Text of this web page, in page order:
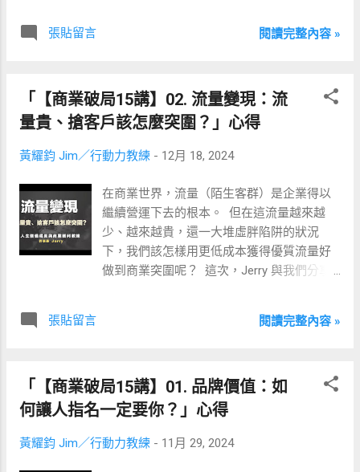
還特別孤身一人背個包包，從台南衝到台
現，做業務對我這個比較安靜內向的人來說
（現在流行說 I 人？），真的非常消耗精
除了容易生病外，還時不時亂長渾身發癢的
就一定要學會「賣東西」。 ​ 可若業務做不起
來，該如何做好「賣東西」這件事呢？ ​ 後
來，剛好幸運地接觸到「網路行銷」，趁著
網路爆發、線下轉線上之際，學會如何在網
路上「賣東西」。 ​ 然而，我在最近發現，流
薄，單純的網路行銷越來越不易成交的狀況
下，其突破口，竟回到傳統的線下面對面銷
何學會「銷售」這件事呢？ ​ 最近，看完
Jerry 大大分享的「商業破局 15 講」的第 3
辦？」。 ​ 從中，帶給我關於「銷售」的三個
張貼留言 閱讀完整內容 »
「【商業破局15講】02. 流量變現：流
量貴、搶客戶該怎麼突圍？」心得
黃耀鈞 Jim／行動力教練 - 12月 18, 2024
在商業世界，流量（陌生客群）是企業得以
繼續營運下去的根本。 ​ 但在這流量越來越
少、越來越貴，還一大堆虛胖陷阱的狀況
下，我們該怎樣用更低成本獲得優質流量好
做到商業突圍呢？ ​ 這次，Jerry 與我們分享
三點心得。 ​ ▋流量的乘法思維 ​ 在我遇到的
來更多業績，但每個業務能力不同，都會有
各自的天花板，總業務也會有自己的天花
建議是，可以試著使用乘法思維。 ​ 像電商圈
張貼留言 閱讀完整內容 »
「【商業破局15講】01. 品牌價值：如
何讓人指名一定要你？」心得
黃耀鈞 Jim／行動力教練 - 11月 29, 2024